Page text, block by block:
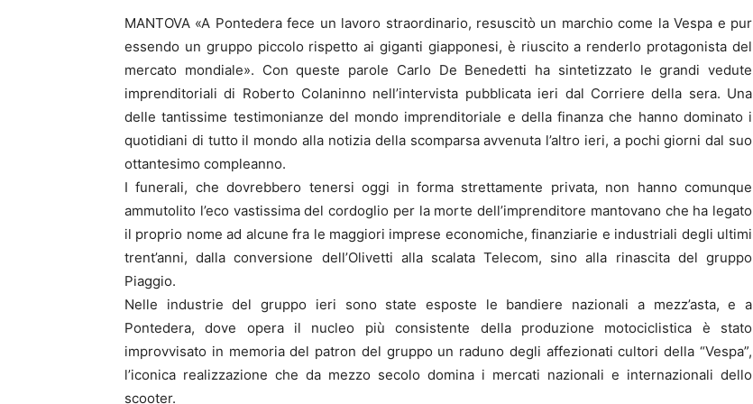
MANTOVA «A Pontedera fece un lavoro straordinario, resuscitò un marchio come la Vespa e pur
essendo un gruppo piccolo rispetto ai giganti giapponesi, è riuscito a renderlo protagonista del
mercato mondiale». Con queste parole Carlo De Benedetti ha sintetizzato le grandi vedute
imprenditoriali di Roberto Colaninno nell’intervista pubblicata ieri dal Corriere della sera. Una
delle tantissime testimonianze del mondo imprenditoriale e della finanza che hanno dominato i
quotidiani di tutto il mondo alla notizia della scomparsa avvenuta l’altro ieri, a pochi giorni dal suo
ottantesimo compleanno.
I funerali, che dovrebbero tenersi oggi in forma strettamente privata, non hanno comunque
ammutolito l’eco vastissima del cordoglio per la morte dell’imprenditore mantovano che ha legato
il proprio nome ad alcune fra le maggiori imprese economiche, finanziarie e industriali degli ultimi
trent’anni, dalla conversione dell’Olivetti alla scalata Telecom, sino alla rinascita del gruppo
Piaggio.
Nelle industrie del gruppo ieri sono state esposte le bandiere nazionali a mezz’asta, e a
Pontedera, dove opera il nucleo più consistente della produzione motociclistica è stato
improvvisato in memoria del patron del gruppo un raduno degli affezionati cultori della “Vespa”,
l’iconica realizzazione che da mezzo secolo domina i mercati nazionali e internazionali dello
scooter.